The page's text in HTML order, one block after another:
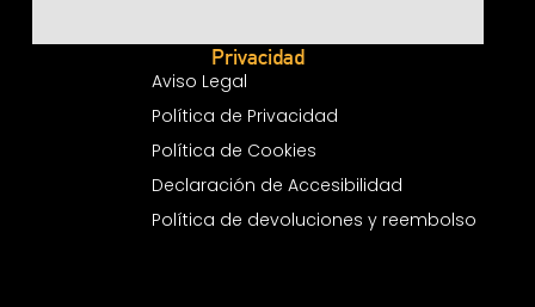
Privacidad
Aviso Legal
Política de Privacidad
Política de Cookies
Declaración de Accesibilidad
Política de devoluciones y reembolso